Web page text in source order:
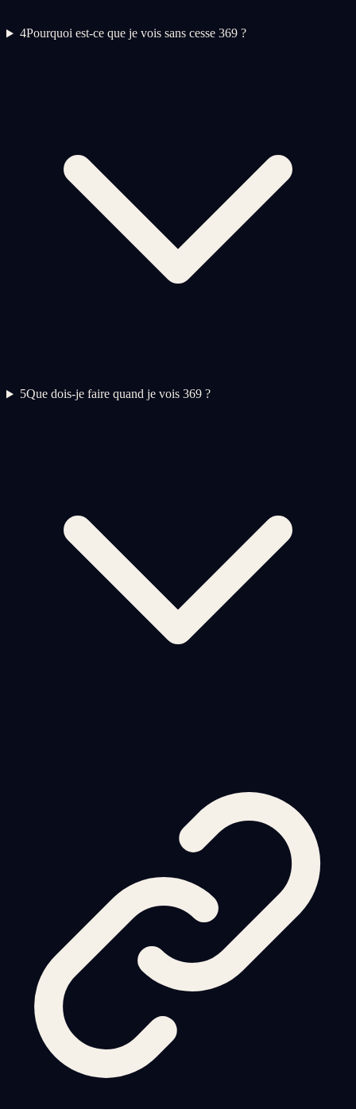
4Pourquoi est-ce que je vois sans cesse 369 ?
5Que dois-je faire quand je vois 369 ?